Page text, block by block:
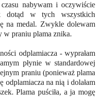
nabywam i oczywiście
dotąd w tych wszystkich
na medal. Zwykle dolewam
w praniu plama znika.
odplamiacza - wyprałam
płynie w standardowej
praniu (ponieważ plama
odplamiacza na nią i dolałam
Plama puściła, a ja mogę